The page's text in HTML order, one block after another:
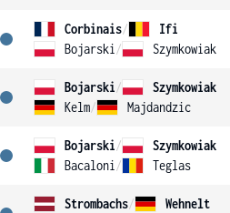
Corbinais/
Ifi
Bojarski / Szymkowiak
Bojarski/
Szymkowiak
Kelm/ Majdandzic
Bojarski/
Szymkowiak
Bacaloni / Teglas
Strombachs/
Wehnelt